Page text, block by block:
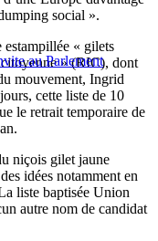
social ».
au Parlement
estampillée « gilets
» (RIC), dont
mouvement, Ingrid
cette liste de 10
le retrait temporaire de
niçois gilet jaune
idées notamment en
liste baptisée Union
autre nom de candidat